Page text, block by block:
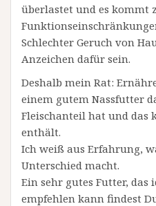
überlastet und es kommt
Schlechter Geruch von
Anzeichen dafür sein.
Deshalb mein Rat:
einem gutem Nassfutter
Fleischanteil hat und das
enthält.
Ich weiß aus Erfahrung,
Unterschied macht.
Ein sehr gutes Futter, das
empfehlen kann findest